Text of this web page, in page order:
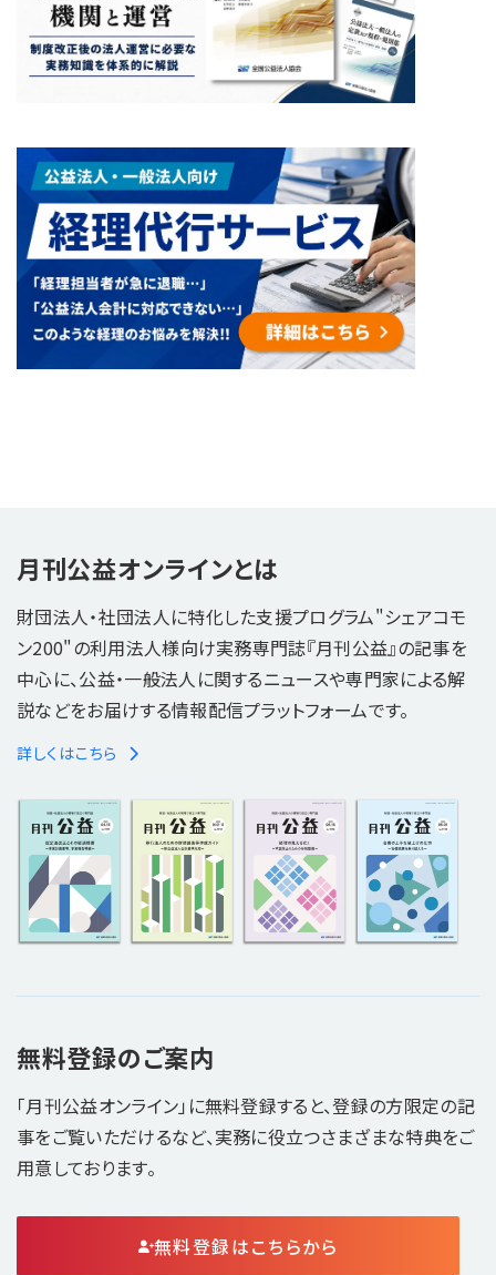
月刊公益オンラインとは
財団法人・社団法人に特化した支援プログラム"シェアコモ
ン200"の利用法人様向け実務専門誌『月刊公益』の記事を
中心に、公益・一般法人に関するニュースや専門家による解
説などをお届けする情報配信プラットフォームです。
詳しくはこちら
無料登録のご案内
「月刊公益オンライン」に無料登録すると、登録の方限定の記
事をご覧いただけるなど、実務に役立つさまざまな特典をご
用意しております。
無料登録はこちらから